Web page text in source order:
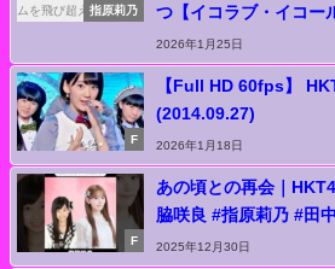
指原莉乃
つ【イコラブ・イコー
2026年1月25日
F
【Full HD 60fps】
(2014.09.27)
2026年1月18日
F
あの頃との再会｜
脇咲良 #指原莉乃 #田
2025年12月30日